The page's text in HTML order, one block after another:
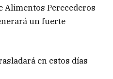
Alimentos Perecederos
un fuerte
en estos días